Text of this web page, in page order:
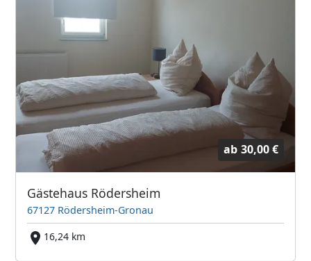
ab 30,00 €
Gästehaus Rödersheim
67127 Rödersheim-Gronau
16,24 km